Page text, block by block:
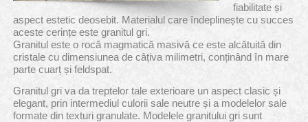
fiabilitate și
aspect estetic deosebit. Materialul care îndeplinește cu succes
aceste cerințe este granitul gri.
Granitul este o rocă magmatică masivă ce este alcătuită din
cristale cu dimensiunea de câțiva milimetri, conținând în mare
parte cuarț și feldspat.
Granitul gri va da treptelor tale exterioare un aspect clasic și
elegant, prin intermediul culorii sale neutre și a modelelor sale
formate din texturi granulate. Modelele granitului gri sunt